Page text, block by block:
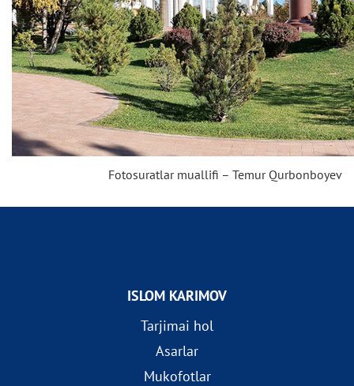
Fotosuratlar muallifi – Temur Qurbonboyev
ISLOM KARIMOV
Tarjimai hol
Asarlar
Mukofotlar